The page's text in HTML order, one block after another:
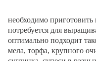
необходимо
потребуется для
оптимально подходит
мела, торфа, крупного